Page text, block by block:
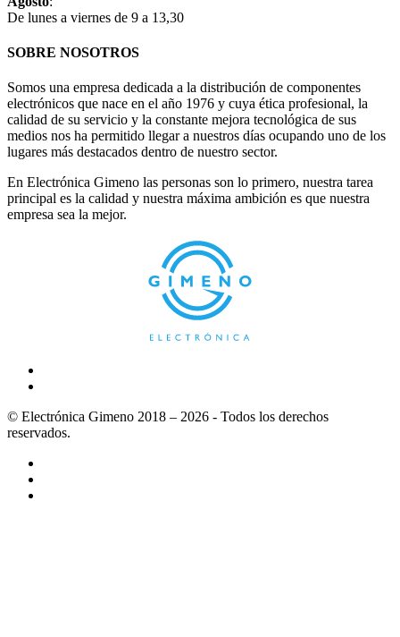
De lunes a viernes de 9 a 13,30
SOBRE NOSOTROS
Somos una empresa dedicada a la distribución de componentes
electrónicos que nace en el año 1976 y cuya ética profesional, la
calidad de su servicio y la constante mejora tecnológica de sus
medios nos ha permitido llegar a nuestros días ocupando uno de los
lugares más destacados dentro de nuestro sector.
En Electrónica Gimeno las personas son lo primero, nuestra tarea
principal es la calidad y nuestra máxima ambición es que nuestra
empresa sea la mejor.
© Electrónica Gimeno 2018 – 2026 - Todos los derechos
reservados.